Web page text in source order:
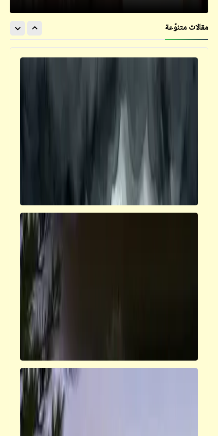
منذ كذبة صنع طائرة سرعتها تفوق سرعة
الصوت مرتين: اللوا "عب عاطي" ليس مجرد
شخصاً فانياً بل هو فكرةٌ خالدة لا تموت
إضحك مع خمسة كوميكس (44)
مقالات متنوّعة